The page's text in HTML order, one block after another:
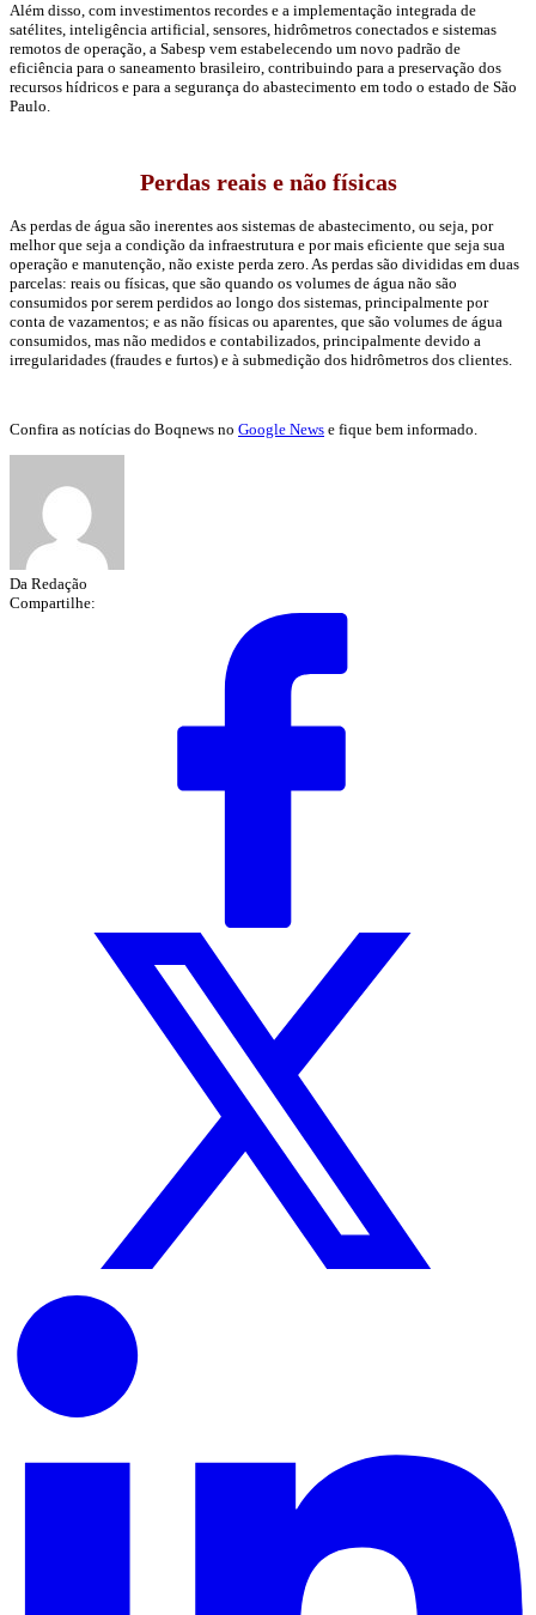
Além disso, com investimentos recordes e a implementação integrada de
satélites, inteligência artificial, sensores, hidrômetros conectados e sistemas
remotos de operação, a Sabesp vem estabelecendo um novo padrão de
eficiência para o saneamento brasileiro, contribuindo para a preservação dos
recursos hídricos e para a segurança do abastecimento em todo o estado de São
Paulo.
Perdas reais e não físicas
As perdas de água são inerentes aos sistemas de abastecimento, ou seja, por
melhor que seja a condição da infraestrutura e por mais eficiente que seja sua
operação e manutenção, não existe perda zero. As perdas são divididas em duas
parcelas: reais ou físicas, que são quando os volumes de água não são
consumidos por serem perdidos ao longo dos sistemas, principalmente por
conta de vazamentos; e as não físicas ou aparentes, que são volumes de água
consumidos, mas não medidos e contabilizados, principalmente devido a
irregularidades (fraudes e furtos) e à submedição dos hidrômetros dos clientes.
Confira as notícias do Boqnews no Google News e fique bem informado.
Da Redação
Compartilhe: